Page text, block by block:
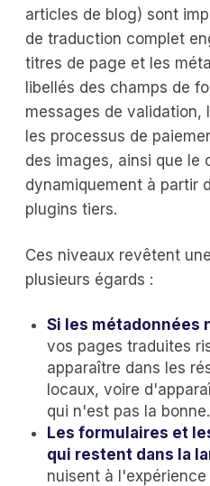
articles de blog) sont
de traduction complet
titres de page et les
libellés des champs de
messages de validation,
les processus de
des images, ainsi que le
dynamiquement à partir
plugins tiers.
Ces niveaux revêtent
plusieurs égards :
Si les métadonnées
vos pages traduites
apparaître dans les
locaux, voire
qui n'est pas la bonne.
Les formulaires et
qui restent dans la
nuisent à